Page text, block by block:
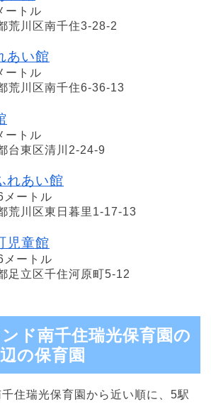
ートル
荒川区南千住3-28-2
あい館
ートル
荒川区南千住6-36-13
ートル
台東区清川2-24-9
れあい館
メートル
荒川区東日暮里1-17-13
児童館
メートル
足立区千住河原町5-12
ド南千住瑞光保育園の
の保育園
住瑞光保育園から近い順に、5駅